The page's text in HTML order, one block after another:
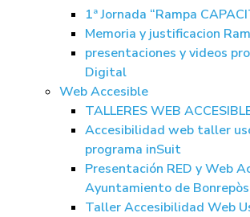
1ª Jornada “Rampa
Memoria y justificacion
presentaciones y videos
Digital
Web Accesible
TALLERES WEB
Accesibilidad web taller
programa inSuit
Presentación RED y Web
Ayuntamiento de
Taller Accesibilidad Web